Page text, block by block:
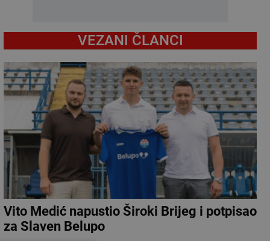
VEZANI ČLANCI
Vito Medić napustio Široki Brijeg i potpisao
za Slaven Belupo